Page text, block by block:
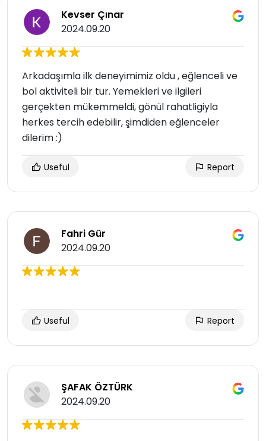
Kevser Çınar
2024.09.20
Arkadaşımla ilk deneyimimiz oldu , eğlenceli ve
bol aktiviteli bir tur. Yemekleri ve ilgileri
gerçekten mükemmeldi, gönül rahatligiyla
herkes tercih edebilir, şimdiden eğlenceler
dilerim :)
Useful Report
Fahri Gür
2024.09.20
Useful Report
ŞAFAK ÖZTÜRK
2024.09.20